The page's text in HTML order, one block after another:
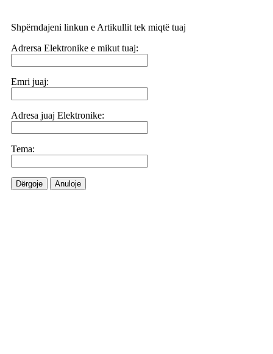
Shpërndajeni linkun e Artikullit tek miqtë tuaj
Adrersa Elektronike e mikut tuaj:
Emri juaj:
Adresa juaj Elektronike:
Tema:
Dërgoje Anuloje